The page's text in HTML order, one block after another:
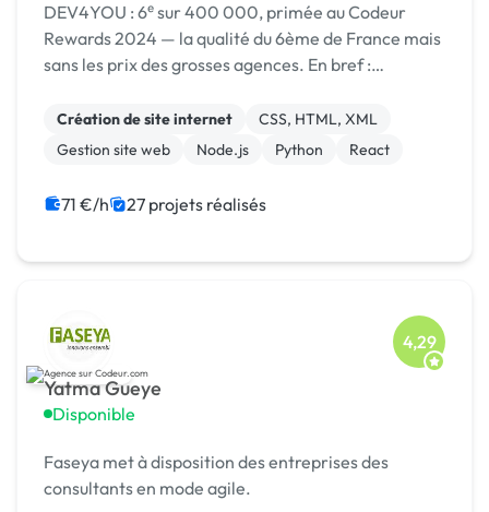
DEV4YOU : 6ᵉ sur 400 000, primée au Codeur
Rewards 2024 — la qualité du 6ème de France mais
sans les prix des grosses agences. En bref :
plateforme.
Création de site internet
CSS, HTML, XML
Gestion site web
Node.js Python React
71 €/h 27 projets réalisés
Yatma Gueye
Disponible
4,29
Faseya met à disposition des entreprises des
consultants en mode agile.